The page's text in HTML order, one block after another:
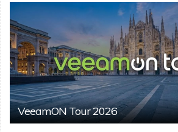
VeeamON Tour 2026